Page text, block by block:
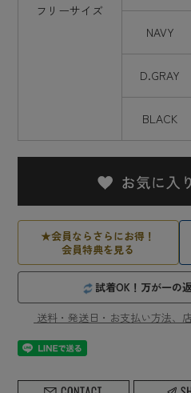
フリーサイズ
NAVY
D.GRAY
BLACK
★会員ならさらにお得！
会員特典を見る
試着OK！万が一の
送料・発送日・お支払い方法、